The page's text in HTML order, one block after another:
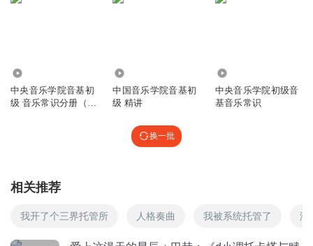
枫狗的外婆
Uughjjbfhjbghijhuujbgyjkjutfrdetuiool,,kmngg7jjiiuytyyyuuipljy
yijkjhjiijgtyuhhhjjghkjhgbnk,,,,,kikikmmmmnjijhgggbb
听友226637148
中央音乐学院音基初
级 音乐常识分册（上
中国音乐学院音基初
级 精讲
中央音乐学院初级音
基音乐常识
换一批
相关推荐
我开了个三界托管所 人格奏曲 我被系统托管了 海